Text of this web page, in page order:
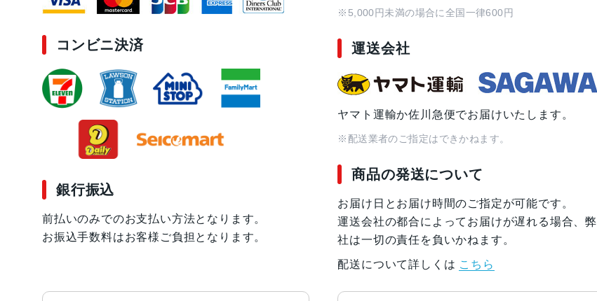
アウトカメラ
インカメラ 約500万画素
バッテリー容量 4000ｍAh
発売日 2022年10月27日
コンビニ決済
銀行振込
前払いのみでのお支払い方法となります。
お振込手数料はお客様ご負担となります。
※5,000円未満の場合に全国一律600円
運送会社
ヤマト運輸か佐川急便でお届けいたします。
※配送業者のご指定はできかねます。
商品の発送について
お届け日とお届け時間のご指定が可能です。
運送会社の都合によってお届けが遅れる場合、弊
社は一切の責任を負いかねます。
配送について詳しくは こちら